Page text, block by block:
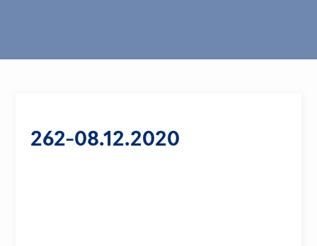
262-08.12.2020